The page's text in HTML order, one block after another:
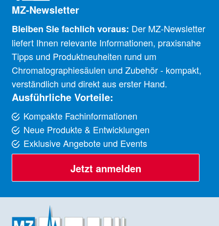
MZ-Newsletter
Bleiben Sie fachlich voraus: Der MZ-Newsletter
liefert Ihnen relevante Informationen, praxisnahe
Tipps und Produktneuheiten rund um
Chromatographiesäulen und Zubehör - kompakt,
verständlich und direkt aus erster Hand.
Ausführliche Vorteile:
Kompakte Fachinformationen
Neue Produkte & Entwicklungen
Exklusive Angebote und Events
Jetzt anmelden